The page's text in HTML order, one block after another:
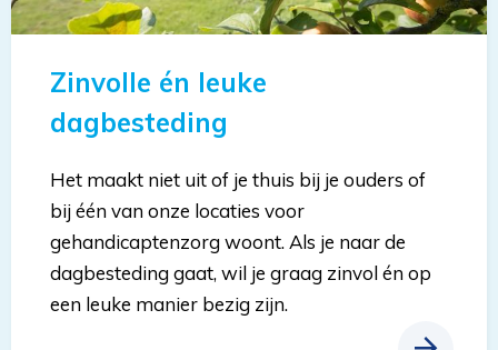
Zinvolle én leuke
dagbesteding
Het maakt niet uit of je thuis bij je ouders of
bij één van onze locaties voor
gehandicaptenzorg woont. Als je naar de
dagbesteding gaat, wil je graag zinvol én op
een leuke manier bezig zijn.